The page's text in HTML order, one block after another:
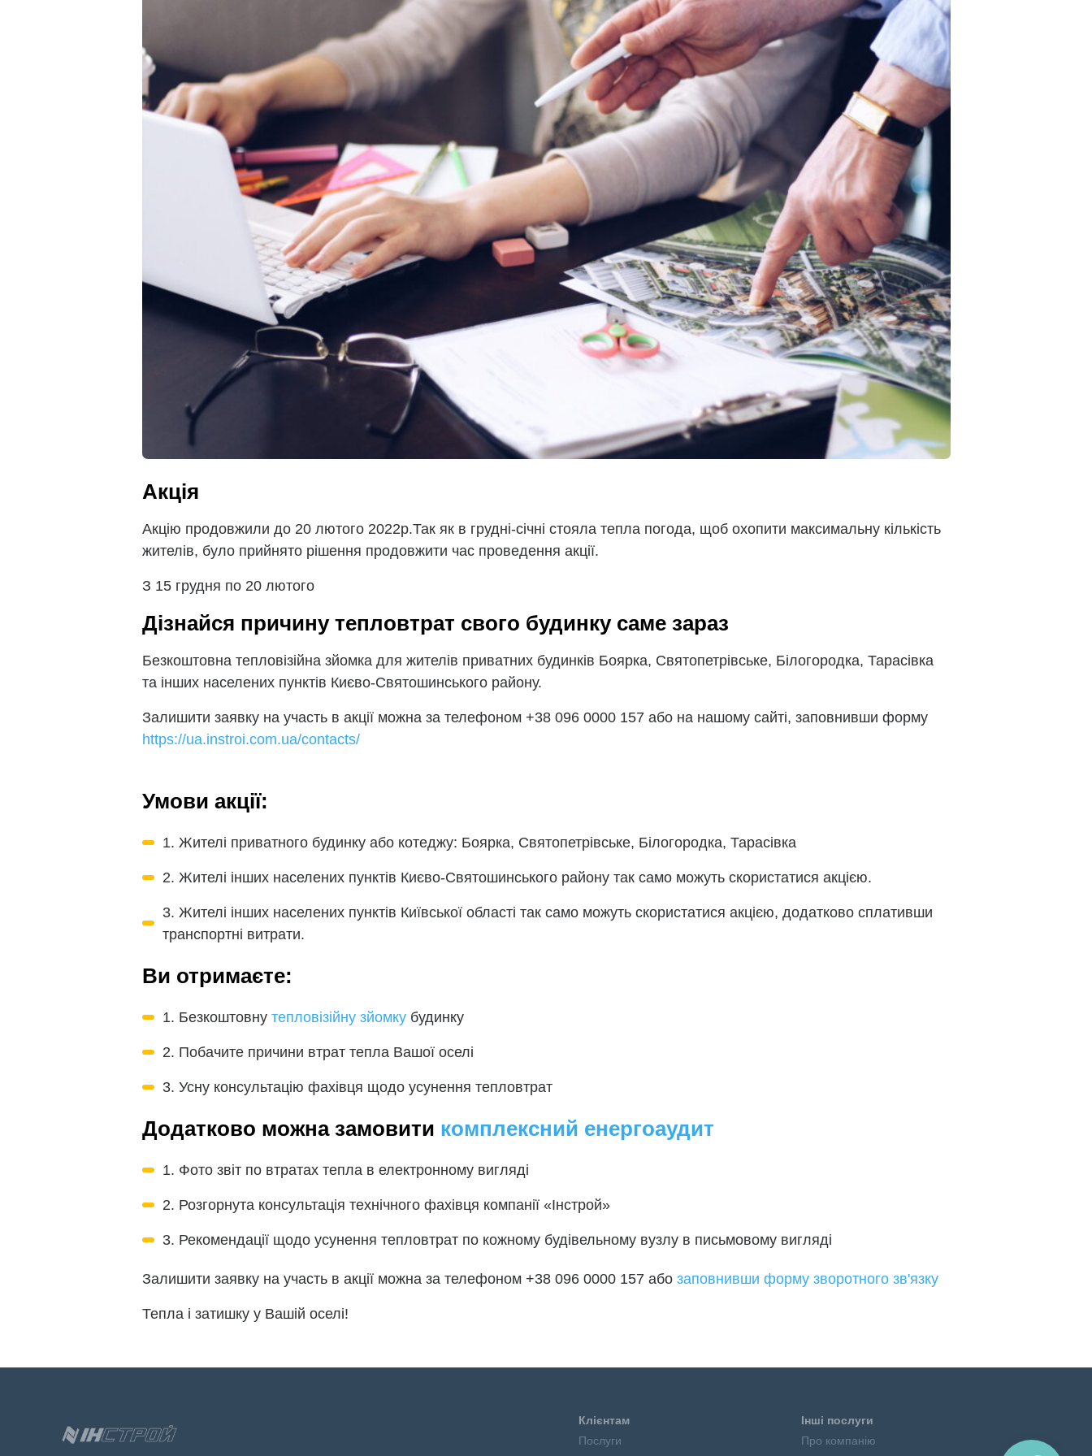
Акція
Акцію продовжили до 20 лютого 2022p.Так як в грудні-січні стояла тепла погода, щоб охопити максимальну кількість
жителів, було прийнято рішення продовжити час проведення акції.
З 15 грудня по 20 лютого
Дізнайся причину тепловтрат свого будинку саме зараз
Безкоштовна тепловізійна зйомка для жителів приватних будинків Боярка, Святопетрівське, Білогородка, Тарасівка
та інших населених пунктів Києво-Святошинського району.
Залишити заявку на участь в акції можна за телефоном +38 096 0000 157 або на нашому сайті, заповнивши форму
https://ua.instroi.com.ua/contacts/
Умови акції:
1. Жителі приватного будинку або котеджу: Боярка, Святопетрівське, Білогородка, Тарасівка
2. Жителі інших населених пунктів Києво-Святошинського району так само можуть скористатися акцією.
3. Жителі інших населених пунктів Київської області так само можуть скористатися акцією, додатково сплативши
транспортні витрати.
Ви отримаєте:
1. Безкоштовну тепловізійну зйомку будинку
2. Побачите причини втрат тепла Вашої оселі
3. Усну консультацію фахівця щодо усунення тепловтрат
Додатково можна замовити комплексний енергоаудит
1. Фото звіт по втратах тепла в електронному вигляді
2. Розгорнута консультація технічного фахівця компанії «Інстрой»
3. Рекомендації щодо усунення тепловтрат по кожному будівельному вузлу в письмовому вигляді
Залишити заявку на участь в акції можна за телефоном +38 096 0000 157 або заповнивши форму зворотного зв'язку
Тепла і затишку у Вашій оселі!
Клієнтам
Послуги
Інші послуги
Про компанію